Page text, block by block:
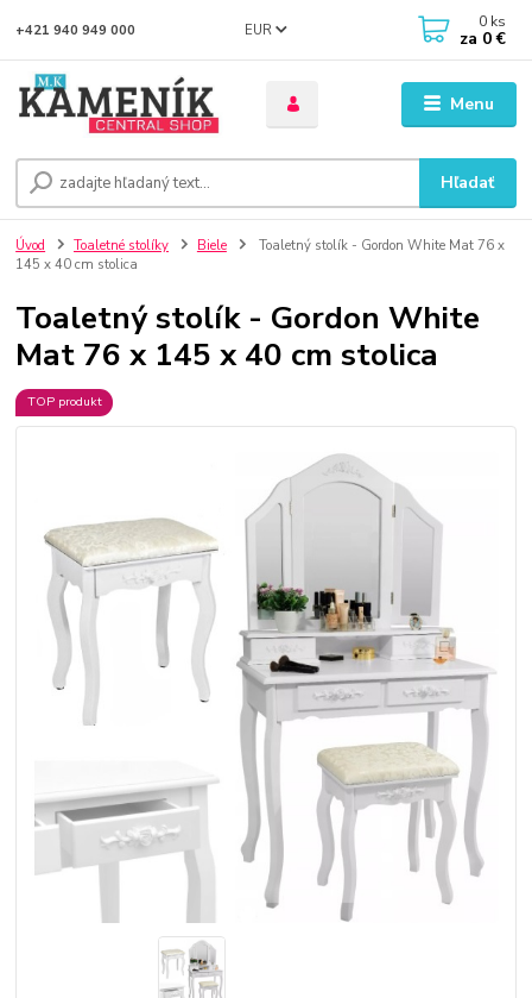
Menu
EUR
Hľadať
+421 940 949 000 0 ks
za 0 €
Úvod Toaletné stolíky Biele
Toaletný stolík - Gordon White Mat 76 x
145 x 40 cm stolica
Toaletný stolík - Gordon White
Mat 76 x 145 x 40 cm stolica
TOP produkt